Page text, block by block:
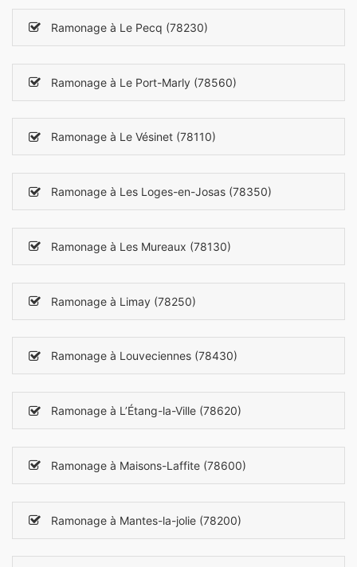
Ramonage à Le Pecq (78230)
Ramonage à Le Port-Marly (78560)
Ramonage à Le Vésinet (78110)
Ramonage à Les Loges-en-Josas (78350)
Ramonage à Les Mureaux (78130)
Ramonage à Limay (78250)
Ramonage à Louveciennes (78430)
Ramonage à L’Étang-la-Ville (78620)
Ramonage à Maisons-Laffite (78600)
Ramonage à Mantes-la-jolie (78200)